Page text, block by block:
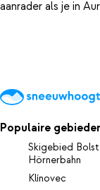
Populaire
Skigebied
Hörnerbahn
Klínovec